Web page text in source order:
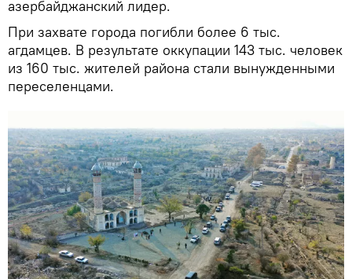
азербайджанский лидер.
При захвате города погибли более 6 тыс.
агдамцев. В результате оккупации 143 тыс. человек
из 160 тыс. жителей района стали вынужденными
переселенцами.